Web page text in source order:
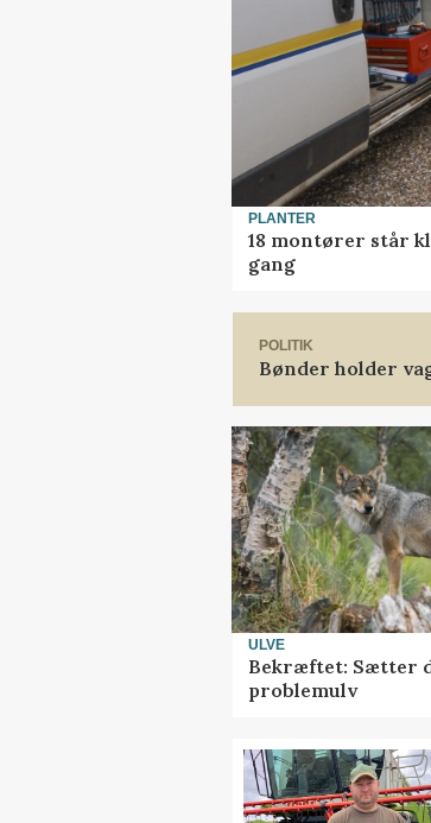
PLANTER
18 montører står
gang
POLITIK
Bønder holder
ULVE
Bekræftet: Sætter
problemulv